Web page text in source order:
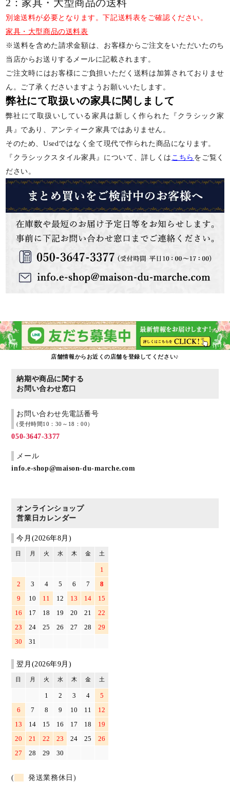
2：家具・大型商品の送料
別途送料が必要となります。下記送料表をご確認ください。
家具・大型商品の送料表
※送料を含めた請求金額は、お客様からご注文をいただいたのち
当店からお送りするメールに記載されます。
ご注文時にはお客様にご負担いただく送料は加算されておりませ
ん。ご了承くださいますようお願いいたします。
弊社にて取扱いの家具に関しまして
弊社にて取扱いしている家具は新しく作られた『クラシック家
具』であり、アンティーク家具ではありません。
そのため、Usedではなく全て現代で作られた商品になります。
『クラシックスタイル家具』について、詳しくは こちら をご覧く
ださい。
店舗情報からお近くの店舗を登録してください♪
納期や商品に関する
お問い合わせ窓口
お問い合わせ先電話番号
(受付時間10：30～18：00）
050-3647-3377
メール
info.e-shop@maison-du-marche.com
オンラインショップ
営業日カレンダー
今月(2026年8月)
日 月 火 水 木 金 土
1
2
3 4 5 6 7
8
9
10 11 12 13 14
15
16
17 18 19 20 21
22
23
24 25 26 27 28
29
30
31
翌月(2026年9月)
日 月 火 水 木 金 土
1 2 3 4
5
6
7 8 9 10 11
12
13
14 15 16 17 18
19
20
21 22 23 24 25
26
27
28 29 30
( 発送業務休日)